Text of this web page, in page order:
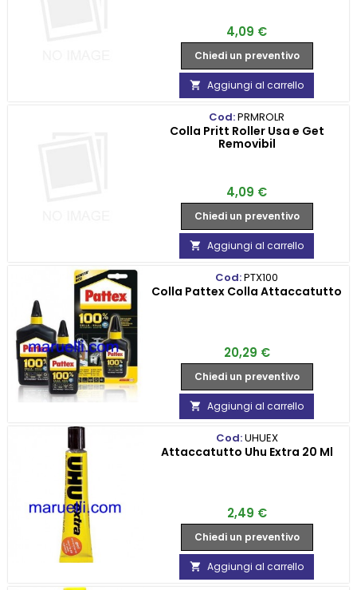
Prezzo
4,09 €
Chiedi un preventivo
 Aggiungi al carrello
Cod:PRMROLR
Colla Pritt Roller Usa e Get
Removibil
Prezzo
4,09 €
Chiedi un preventivo
 Aggiungi al carrello
Cod:PTX100
Colla Pattex Colla Attaccatutto
Prezzo
20,29 €
Chiedi un preventivo
 Aggiungi al carrello
Cod:UHUEX
Attaccatutto Uhu Extra 20 Ml
Prezzo
2,49 €
Chiedi un preventivo
 Aggiungi al carrello